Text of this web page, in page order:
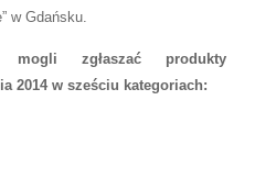
w Gdańsku.
mogli zgłaszać produkty
2014 w sześciu kategoriach: